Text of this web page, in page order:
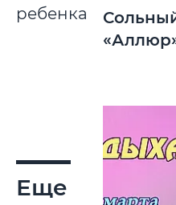
ребенка.
Еще